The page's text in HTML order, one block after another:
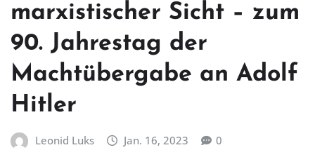
marxistischer Sicht – zum
90. Jahrestag der
Machtübergabe an Adolf
Hitler
Leonid Luks Jan. 16, 2023 0